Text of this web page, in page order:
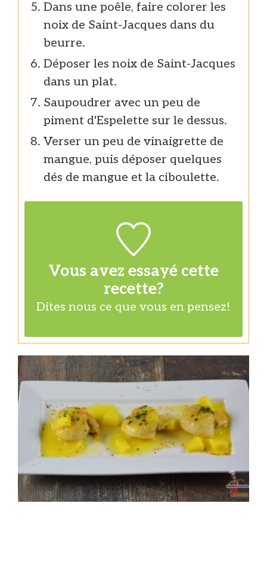
Dans une poêle, faire colorer les
noix de Saint-Jacques dans du
beurre.
Déposer les noix de Saint-Jacques
dans un plat.
Saupoudrer avec un peu de
piment d'Espelette sur le dessus.
Verser un peu de vinaigrette de
mangue, puis déposer quelques
dés de mangue et la ciboulette.
Vous avez essayé cette
recette?
Dites nous ce que vous en pensez!